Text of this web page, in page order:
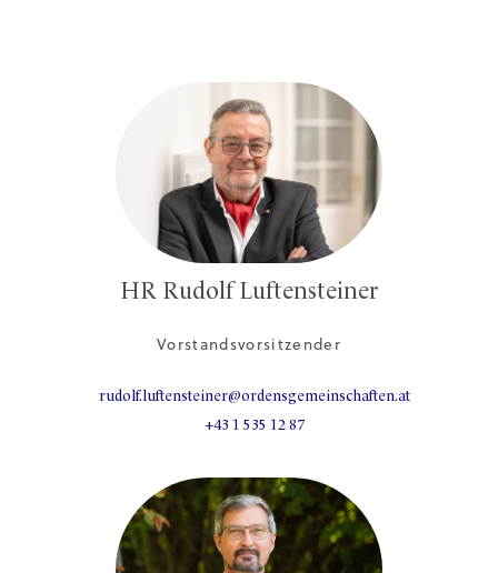
HR Rudolf Luftensteiner
Vorstandsvorsitzender
rudolf.luftensteiner@ordensgemeinschaften.at
+43 1 535 12 87